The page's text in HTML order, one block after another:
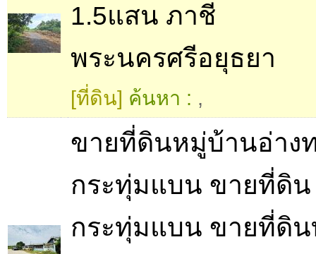
1.5แสน ภาชี
พระนครศรีอยุธยา
[ที่ดิน] ค้นหา : ,
ขายที่ดินหมู่บ้านอ่าง
กระทุ่มแบน ขายที่ดิน
กระทุ่มแบน ขายที่ดิน